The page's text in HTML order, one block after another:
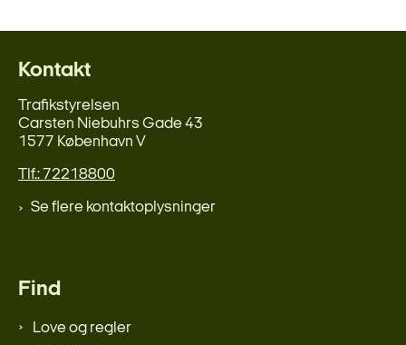
Kontakt
Trafikstyrelsen
Carsten Niebuhrs Gade 43
1577 København V
Tlf.: 72218800
Se flere kontaktoplysninger
Find
Love og regler